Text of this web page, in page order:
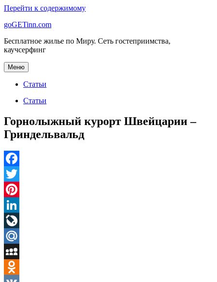
Перейти к содержимому
goGETinn.com
Бесплатное жилье по Миру. Сеть гостеприимства,
каучсерфинг
Меню
Статьи
Статьи
Горнолыжный курорт Швейцарии –
Гриндельвальд
Facebook
Twitter
Pinterest
LinkedIn
LiveJournal
Mail.Ru
MySpace